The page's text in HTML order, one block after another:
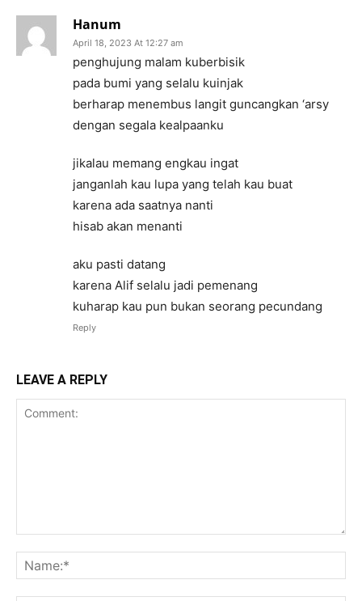
Hanum
April 18, 2023 At 12:27 am
penghujung malam kuberbisik
pada bumi yang selalu kuinjak
berharap menembus langit guncangkan ‘arsy
dengan segala kealpaanku
jikalau memang engkau ingat
janganlah kau lupa yang telah kau buat
karena ada saatnya nanti
hisab akan menanti
aku pasti datang
karena Alif selalu jadi pemenang
kuharap kau pun bukan seorang pecundang
Reply
LEAVE A REPLY